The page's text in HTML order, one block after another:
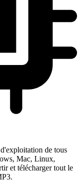
de tous
Mac, Linux,
et télécharger tout le